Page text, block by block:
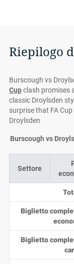
Riepilogo
Burscough vs
Cupclash promises
classic Droylsden
surprise that FA
Droylsden
Settore
Biglietto
Biglietto
Burscough vs